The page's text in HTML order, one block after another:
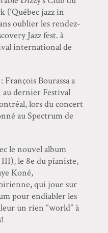
jazz in
oublier les rendez-
Jazz fest. à
international de
Bourassa a
au dernier Festival
lors du concert
au Spectrum de
le nouvel album
le 8e du pianiste,
Koné,
qui joue sur
pour endiabler les
un rien ‘‘world’’ à